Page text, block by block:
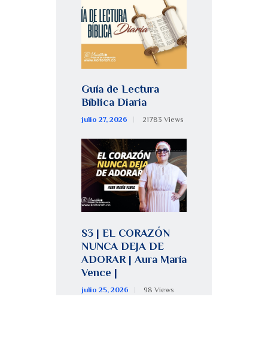
Guía de Lectura
Bíblica Diaria
julio 27, 2026 21783 Views
S3 | EL CORAZÓN
NUNCA DEJA DE
ADORAR | Aura María
Vence |
julio 25, 2026 98 Views